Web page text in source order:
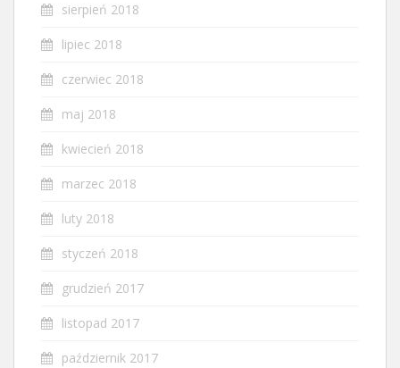
sierpień 2018
lipiec 2018
czerwiec 2018
maj 2018
kwiecień 2018
marzec 2018
luty 2018
styczeń 2018
grudzień 2017
listopad 2017
październik 2017